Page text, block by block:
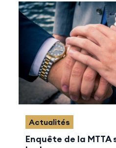
Actualités
Enquête de la